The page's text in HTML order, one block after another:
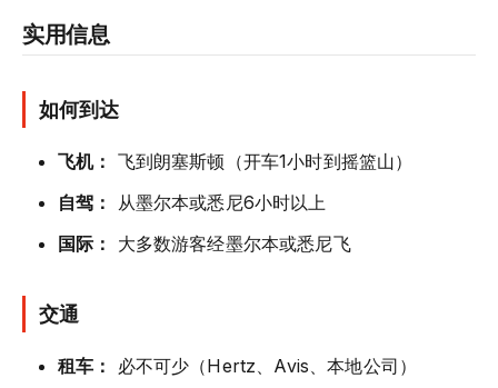
实用信息
如何到达
飞机： 飞到朗塞斯顿（开车1小时到摇篮山）
自驾：
从墨尔本或悉尼6小时以上
国际：
大多数游客经墨尔本或悉尼飞
交通
租车：
必不可少（Hertz、Avis、本地公司）